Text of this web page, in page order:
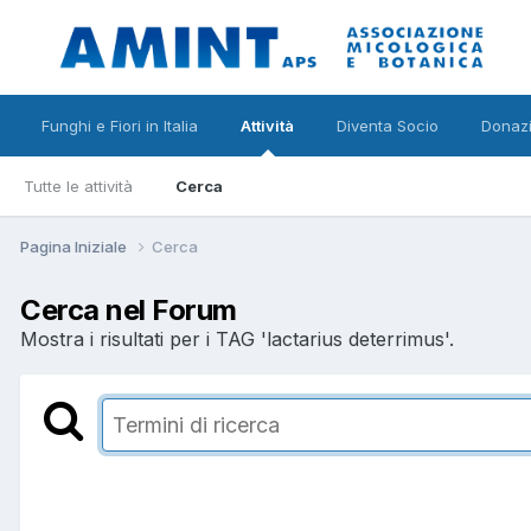
Funghi e Fiori in Italia Attività
Tutte le attività Cerca
Diventa Socio
Pagina Iniziale Cerca
Cerca nel Forum
Mostra i risultati per i TAG 'lactarius deterrimus'.